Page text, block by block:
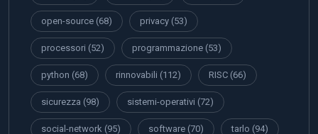
open-source (68) privacy (53)
processori (52) programmazione (53)
python (68) rinnovabili (112) RISC (66)
sicurezza (98) sistemi-operativi (72)
social-network (95) software (70) tarlo (94)